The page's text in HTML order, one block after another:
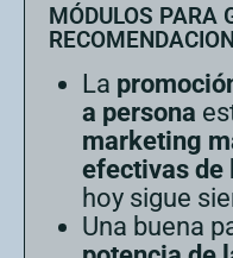
MÓDULOS PARA
La
a persona
marketing
efectivas de
hoy sigue
Una buena